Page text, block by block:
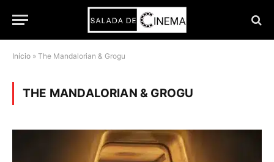
Início » The Mandalorian & Grogu
THE MANDALORIAN & GROGU